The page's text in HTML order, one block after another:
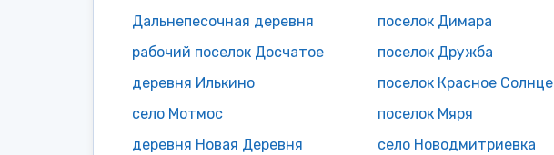
Дальнепесочная деревня
поселок Димара
рабочий поселок Досчатое
поселок Дружба
деревня Илькино
поселок Красное Солнце
село Мотмос
поселок Мяря
деревня Новая Деревня
село Новодмитриевка